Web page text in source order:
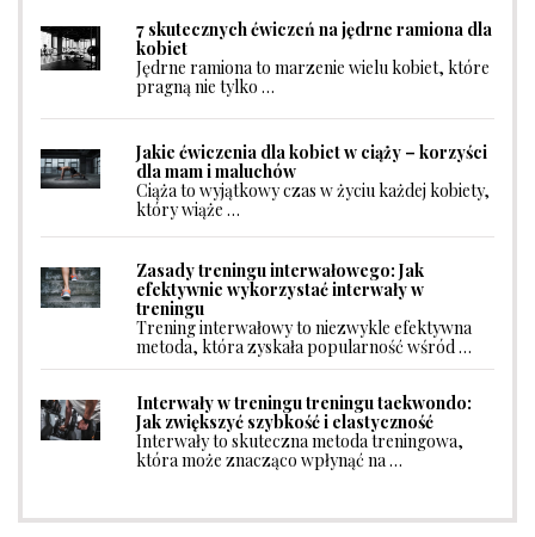
7 skutecznych ćwiczeń na jędrne ramiona dla
kobiet
Jędrne ramiona to marzenie wielu kobiet, które
pragną nie tylko …
Jakie ćwiczenia dla kobiet w ciąży – korzyści
dla mam i maluchów
Ciąża to wyjątkowy czas w życiu każdej kobiety,
który wiąże …
Zasady treningu interwałowego: Jak
efektywnie wykorzystać interwały w
treningu
Trening interwałowy to niezwykle efektywna
metoda, która zyskała popularność wśród …
Interwały w treningu treningu taekwondo:
Jak zwiększyć szybkość i elastyczność
Interwały to skuteczna metoda treningowa,
która może znacząco wpłynąć na …